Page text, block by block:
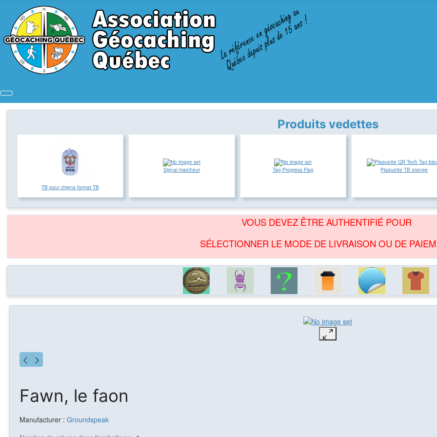
Produits vedettes
TB pour chiens format TB
Signal marcheur Tag Progress Flag Plaquette TB orange
VOUS DEVEZ ÊTRE AUTHENTIFIÉ POUR
SÉLECTIONNER LE MODE DE LIVRAISON OU DE
Fawn, le faon
Manufacturer : Groundspeak